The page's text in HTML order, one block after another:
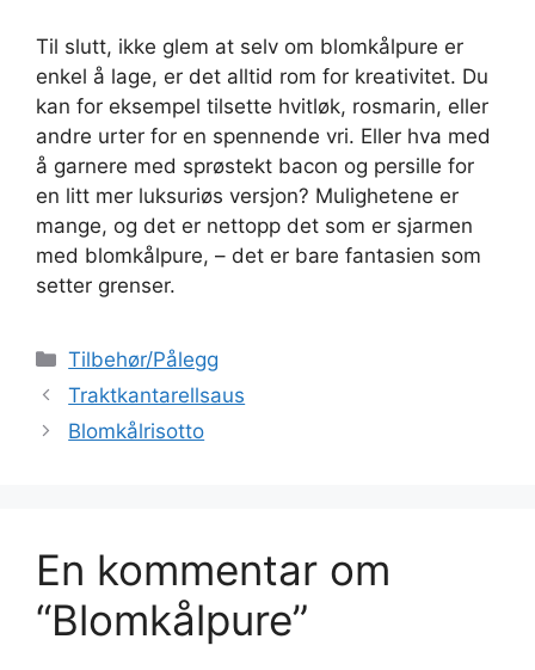
Til slutt, ikke glem at selv om blomkålpure er
enkel å lage, er det alltid rom for kreativitet. Du
kan for eksempel tilsette hvitløk, rosmarin, eller
andre urter for en spennende vri. Eller hva med
å garnere med sprøstekt bacon og persille for
en litt mer luksuriøs versjon? Mulighetene er
mange, og det er nettopp det som er sjarmen
med blomkålpure, – det er bare fantasien som
setter grenser.
Kategorier
Tilbehør/Pålegg
Traktkantarellsaus
Blomkålrisotto
En kommentar om
“Blomkålpure”